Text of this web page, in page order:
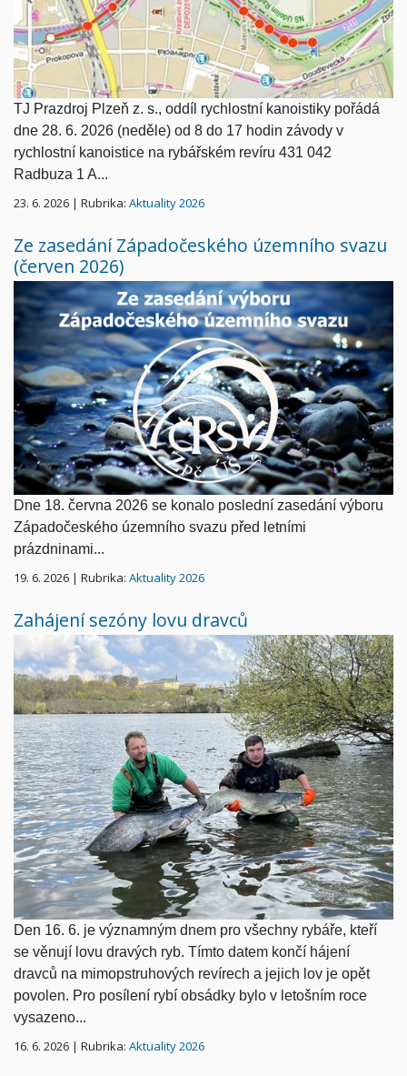
TJ Prazdroj Plzeň z. s., oddíl rychlostní kanoistiky pořádá
dne 28. 6. 2026 (neděle) od 8 do 17 hodin závody v
rychlostní kanoistice na rybářském revíru 431 042
Radbuza 1 A...
23. 6. 2026 | Rubrika: Aktuality 2026
Ze zasedání Západočeského územního svazu
(červen 2026)
Dne 18. června 2026 se konalo poslední zasedání výboru
Západočeského územního svazu před letními
prázdninami...
19. 6. 2026 | Rubrika: Aktuality 2026
Zahájení sezóny lovu dravců
Den 16. 6. je významným dnem pro všechny rybáře, kteří
se věnují lovu dravých ryb. Tímto datem končí hájení
dravců na mimopstruhových revírech a jejich lov je opět
povolen. Pro posílení rybí obsádky bylo v letošním roce
vysazeno...
16. 6. 2026 | Rubrika: Aktuality 2026